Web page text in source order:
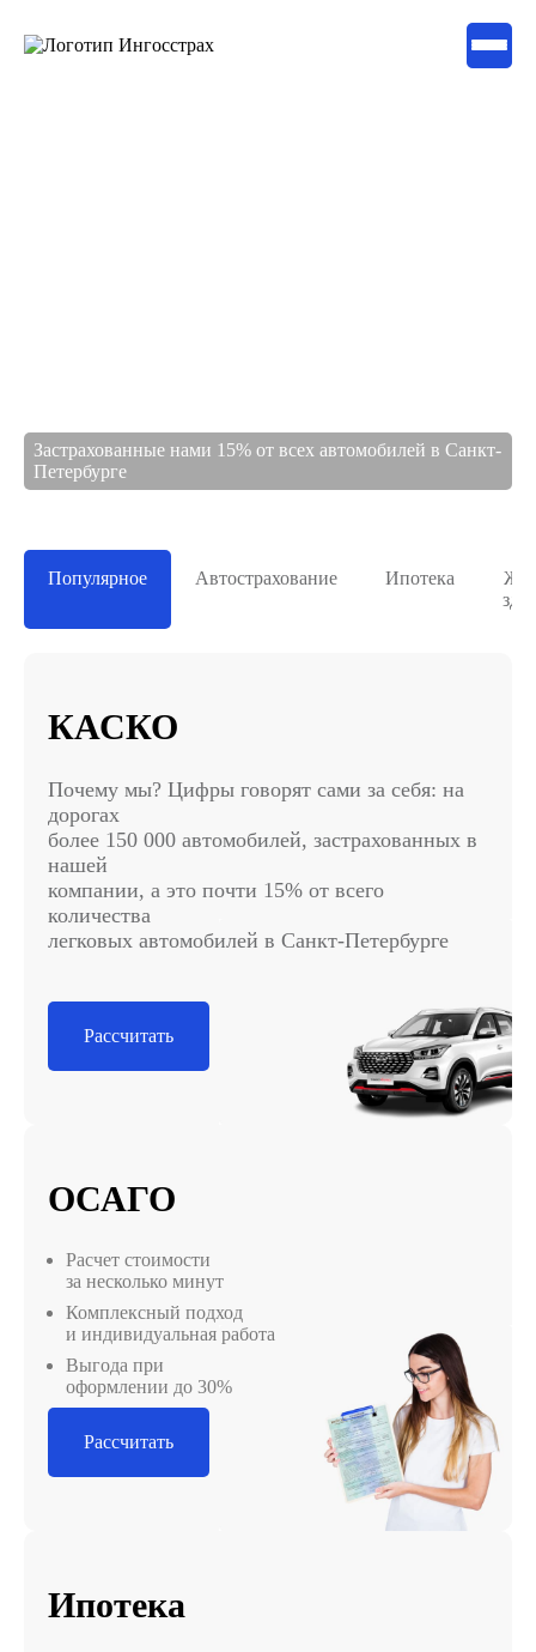
Популярное Автострахование Ипотека
КАСКО
Почему мы? Цифры говорят сами за себя: на
дорогах
более 150 000 автомобилей, застрахованных в
нашей
компании, а это почти 15% от всего
количества
легковых автомобилей в Санкт-Петербурге
Рассчитать
ОСАГО
Расчет стоимости
за несколько минут
Комплексный подход
и индивидуальная работа
Выгода при
оформлении до 30%
Рассчитать
Ипотека
Застрахованные нами 15% от всех автомобилей в Санкт-
Петербурге